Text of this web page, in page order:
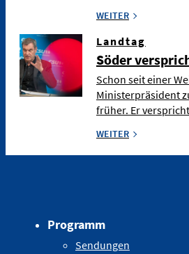
WEITER
Landtag
Söder
Schon seit einer
Ministerpräsident
früher. Er
WEITER
Programm
Sendungen